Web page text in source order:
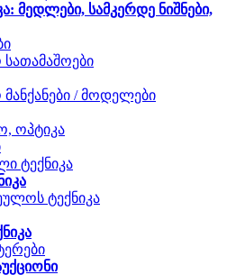
მედლები, სამკერდე ნიშნები,
/ მოდელები
ოპტიკა
ტექნიკა
ტექნიკა